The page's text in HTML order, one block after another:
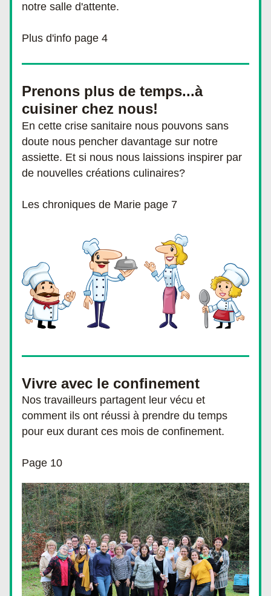
notre salle d'attente.
Plus d'info page 4
Prenons plus de temps...à
cuisiner chez nous!
En cette crise sanitaire nous pouvons sans
doute nous pencher davantage sur notre
assiette. Et si nous nous laissions inspirer par
de nouvelles créations culinaires?
Les chroniques de Marie page 7
Vivre avec le confinement
Nos travailleurs partagent leur vécu et
comment ils ont réussi à prendre du temps
pour eux durant ces mois de confinement.
Page 10